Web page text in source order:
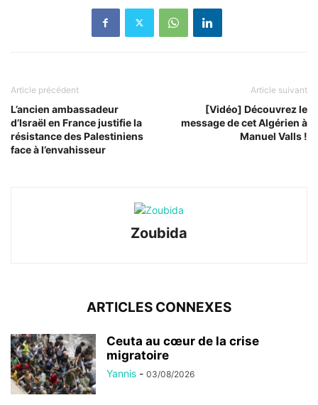
Article précédent
L’ancien ambassadeur
d’Israël en France justifie la
résistance des Palestiniens
face à l’envahisseur
Article suivant
[Vidéo] Découvrez le
message de cet Algérien à
Manuel Valls !
Zoubida
ARTICLES CONNEXES
Ceuta au cœur de la crise
migratoire
Yannis - 03/08/2026